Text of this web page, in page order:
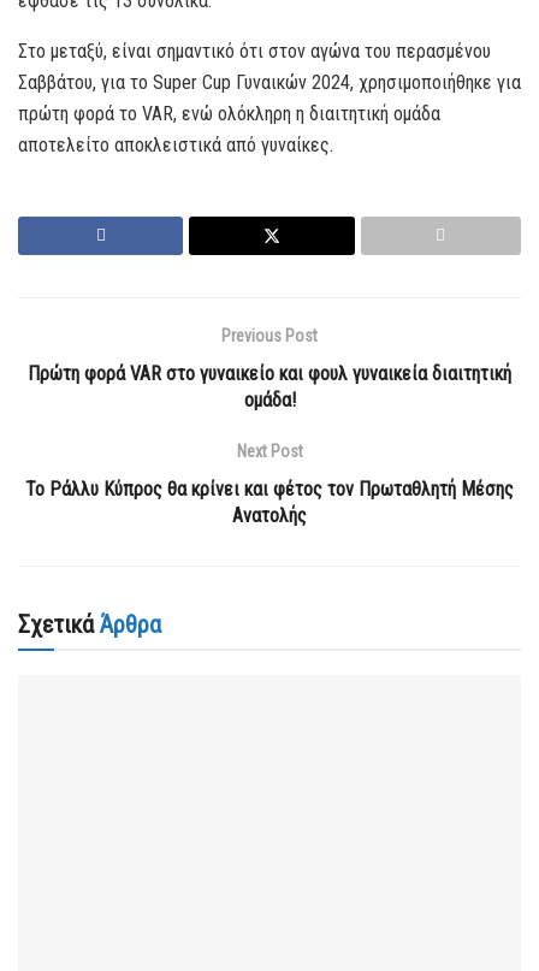
Στο μεταξύ, είναι σημαντικό ότι στον αγώνα του περασμένου
Σαββάτου, για το Super Cup Γυναικών 2024, χρησιμοποιήθηκε για
πρώτη φορά το VAR, ενώ ολόκληρη η διαιτητική ομάδα
αποτελείτο αποκλειστικά από γυναίκες.
Previous Post
Πρώτη φορά VAR στο γυναικείο και φουλ γυναικεία διαιτητική
ομάδα!
Next Post
Το Ράλλυ Κύπρος θα κρίνει και φέτος τον Πρωταθλητή Μέσης
Ανατολής
ΣχετικάΆρθρα